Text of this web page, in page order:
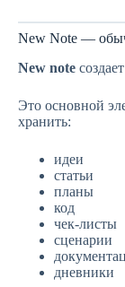
New Note —
New note
Это основной
хранить:
идеи
статьи
планы
код
чек-листы
сценарии
дневники